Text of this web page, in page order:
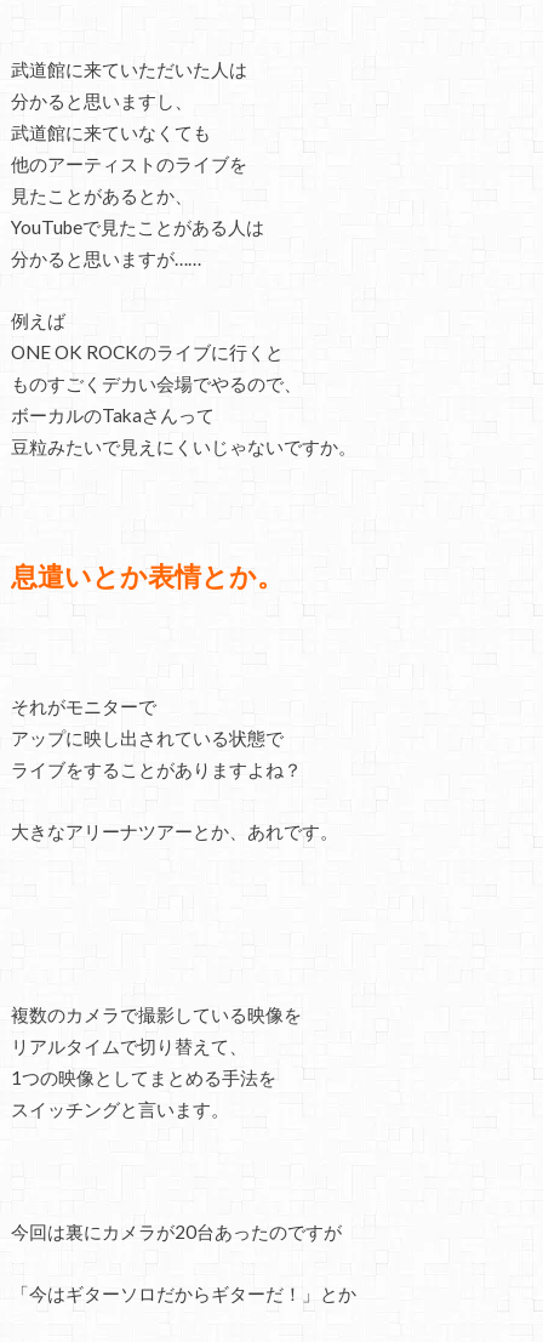
武道館に来ていただいた人は
分かると思いますし、
武道館に来ていなくても
他のアーティストのライブを
見たことがあるとか、
YouTubeで見たことがある人は
分かると思いますが……
例えば
ONE OK ROCKのライブに行くと
ものすごくデカい会場でやるので、
ボーカルのTakaさんって
豆粒みたいで見えにくいじゃないですか。
息遣いとか表情とか。
それがモニターで
アップに映し出されている状態で
ライブをすることがありますよね？
大きなアリーナツアーとか、あれです。
複数のカメラで撮影している映像を
リアルタイムで切り替えて、
1つの映像としてまとめる手法を
スイッチングと言います。
今回は裏にカメラが20台あったのですが
「今はギターソロだからギターだ！」とか